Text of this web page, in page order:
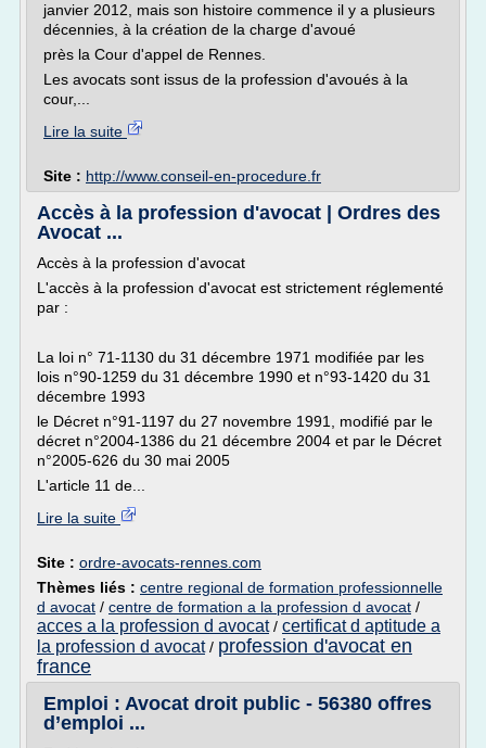
janvier 2012, mais son histoire commence il y a plusieurs
décennies, à la création de la charge d'avoué
près la Cour d'appel de Rennes.
Les avocats sont issus de la profession d'avoués à la
cour,...
Lire la suite
Site : http://www.conseil-en-procedure.fr
Accès à la profession d'avocat | Ordres des
Avocat ...
Accès à la profession d'avocat
L'accès à la profession d'avocat est strictement réglementé
par :
La loi n° 71-1130 du 31 décembre 1971 modifiée par les
lois n°90-1259 du 31 décembre 1990 et n°93-1420 du 31
décembre 1993
le Décret n°91-1197 du 27 novembre 1991, modifié par le
décret n°2004-1386 du 21 décembre 2004 et par le Décret
n°2005-626 du 30 mai 2005
L'article 11 de...
Lire la suite
Site : ordre-avocats-rennes.com
Thèmes liés : centre regional de formation professionnelle
d avocat / centre de formation a la profession d avocat /
acces a la profession d avocat/ certificat d aptitude a
la profession d avocat/ profession d'avocat en
france
Emploi : Avocat droit public - 56380 offres
d’emploi ...